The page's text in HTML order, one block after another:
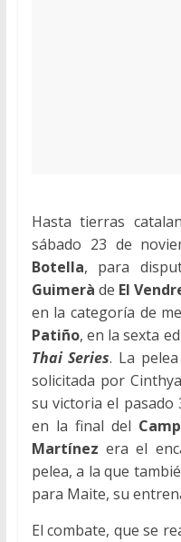
Hasta tierras
sábado 23 de
Botella, para
Guimerà de El
en la categoría de
Patiño, en la sexta
Thai Series. La
solicitada por
su victoria el pasado
en la final del
Martínez era el
pelea, a la que
para Maite, su
El combate, que se